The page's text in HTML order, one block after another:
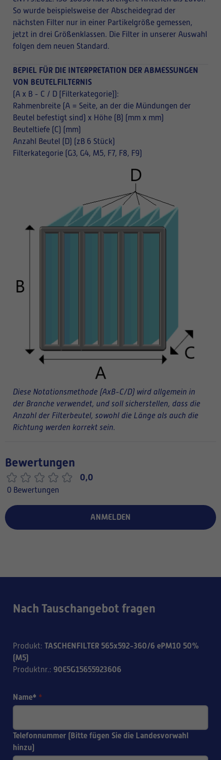
So wurde beispielsweise der Abscheidegrad der
nächsten Filter nur in einer Partikelgröße gemessen,
jetzt in drei Größenklassen. Die Filter in unserer Auswahl
folgen dem neuen Standard.
BEPIEL FÜR DIE INTERPRETATION DER ABMESSUNGEN
VON BEUTELFILTERNIS
(A x B - C / D [Filterkategorie]):
Rahmenbreite (A = Seite, an der die Mündungen der
Beutel befestigt sind) x Höhe (B) (mm x mm)
Beuteltiefe (C) (mm)
Anzahl Beutel (D) (zB 6 Stück)
Filterkategorie (G3, G4, M5, F7, F8, F9)
Diese Notationsmethode (AxB-C/D) wird allgemein in
der Branche verwendet, und soll sicherstellen, dass die
Anzahl der Filterbeutel, sowohl die Länge als auch die
Richtung werden korrekt sein.
Bewertungen
0,0
0 Bewertungen
ANMELDEN
Nach Tauschangebot fragen
Produkt: TASCHENFILTER 565x592-360/6 ePM10 50%
(M5)
Produktnr.: 90E5G15655923606
Name* *
Telefonnummer (Bitte fügen Sie die Landesvorwahl
hinzu)